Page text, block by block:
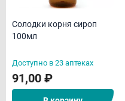
Солодки корня сироп
100мл
Доступно в 23 аптеках
91,00 ₽